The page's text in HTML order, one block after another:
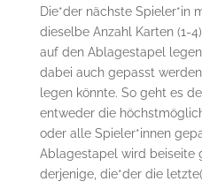
Die*der nächste Spieler*in
dieselbe Anzahl Karten (1-
auf den Ablagestapel
dabei auch gepasst
legen könnte. So geht es
entweder die
oder alle Spieler*innen
Ablagestapel wird beiseite
derjenige, die*der die